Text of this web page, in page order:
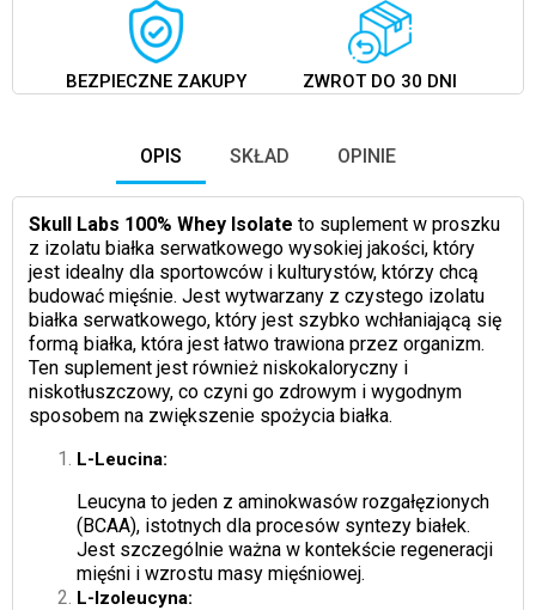
BEZPIECZNE ZAKUPY ZWROT DO 30 DNI
OPIS SKŁAD OPINIE
Skull Labs 100% Whey Isolate to suplement w proszku
z izolatu białka serwatkowego wysokiej jakości, który
jest idealny dla sportowców i kulturystów, którzy chcą
budować mięśnie. Jest wytwarzany z czystego izolatu
białka serwatkowego, który jest szybko wchłaniającą się
formą białka, która jest łatwo trawiona przez organizm.
Ten suplement jest również niskokaloryczny i
niskotłuszczowy, co czyni go zdrowym i wygodnym
sposobem na zwiększenie spożycia białka.
L-Leucina:
Leucyna to jeden z aminokwasów rozgałęzionych
(BCAA), istotnych dla procesów syntezy białek.
Jest szczególnie ważna w kontekście regeneracji
mięśni i wzrostu masy mięśniowej.
L-Izoleucyna: